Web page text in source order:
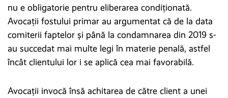
nu e obligatorie pentru eliberarea condiționată.
Avocații fostului primar au argumentat că de la data
comiterii faptelor și până la condamnarea din 2019 s-
au succedat mai multe legi în materie penală, astfel
încât clientului lor i se aplică cea mai favorabilă.
Avocații invocă însă achitarea de către client a unei